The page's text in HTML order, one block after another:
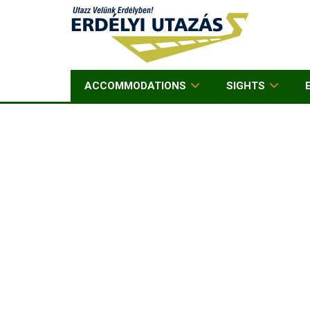
ACCOMMODATIONS SIGHTS